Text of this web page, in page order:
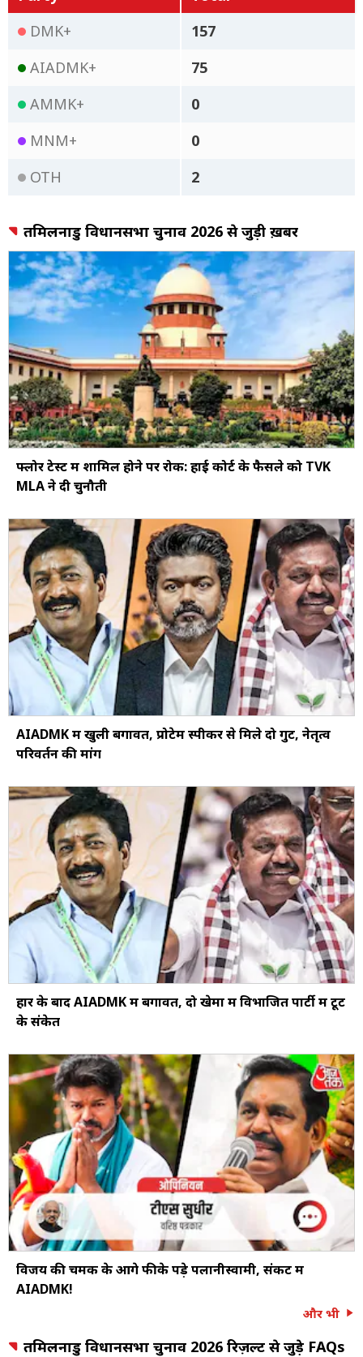
DMK+
157
AIADMK+
75
AMMK+
0
MNM+
0
OTH
2
तमिलनाडु विधानसभा चुनाव 2026 से जुड़ी ख़बरें
फ्लोर टेस्ट में शामिल होने पर रोक: हाई कोर्ट के फैसले को TVK
MLA ने दी चुनौती
AIADMK में खुली बगावत, प्रोटेम स्पीकर से मिले दो गुट, नेतृत्व
परिवर्तन की मांग
हार के बाद AIADMK में बगावत, दो खेमों में विभाजित पार्टी में टूट
के संकेत
विजय की चमक के आगे फीके पड़े पलानीस्वामी, संकट में
AIADMK!
और भी
तमिलनाडु विधानसभा चुनाव 2026 रिज़ल्ट से जुड़े FAQs